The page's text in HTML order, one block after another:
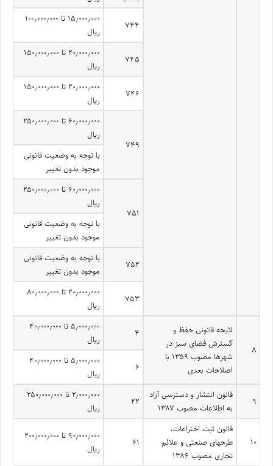
۷۴۴
۱۵٫۰۰۰٫۰۰۰ تا ۱۰۰٫۰۰۰٫۰۰۰
ریال
۷۴۵
۲۰٫۰۰۰٫۰۰۰ تا ۱۵۰٫۰۰۰٫۰۰۰
ریال
۷۴۶
۲۰٫۰۰۰٫۰۰۰ تا ۱۵۰٫۰۰۰٫۰۰۰
ریال
۷۴۹
۶۰٫۰۰۰٫۰۰۰ تا ۲۵۰٫۰۰۰٫۰۰۰
ریال
با توجه به وضعیت قانونی
موجود بدون تغییر
۷۵۱
۶۰٫۰۰۰٫۰۰۰ تا ۲۵۰٫۰۰۰٫۰۰۰
ریال
با توجه به وضعیت قانونی
موجود بدون تغییر
۷۵۲
با توجه به وضعیت قانونی
موجود بدون تغییر
۷۵۳
۲۰٫۰۰۰٫۰۰۰ تا ۸۰٫۰۰۰٫۰۰۰
ریال
۸
لایحه قانونی حفظ و
گسترش فضای سبز در
شهرها مصوب ۱۳۵۹ با
اصلاحات بعدی
۴
۵٫۰۰۰٫۰۰۰ تا ۴۰٫۰۰۰٫۰۰۰
ریال
۶
۵٫۰۰۰٫۰۰۰ تا ۴۰٫۰۰۰٫۰۰۰
ریال
۹
قانون انتشار و دسترسی آزاد
به اطلاعات مصوب ۱۳۸۷
۲۲
۲٫۰۰۰٫۰۰۰ تا ۲۵۰٫۰۰۰٫۰۰۰
ریال
۱۰
قانون ثبت اختراعات،
طرحهای صنعتی و علائم
تجاری مصوب ۱۳۸۶
۶۱
۹۰٫۰۰۰٫۰۰۰ تا ۲۰۰٫۰۰۰٫۰۰۰
ریال